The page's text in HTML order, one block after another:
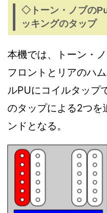
◇トーン・ノブの
ッキングのタップ
本機では、トーン・
フロントとリアのハ
ルPUにコイルタップ
のタップによる2つを
ンドとなる。